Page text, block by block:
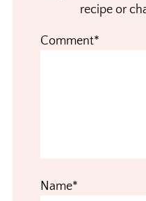
recipe or
Comment*
Name*